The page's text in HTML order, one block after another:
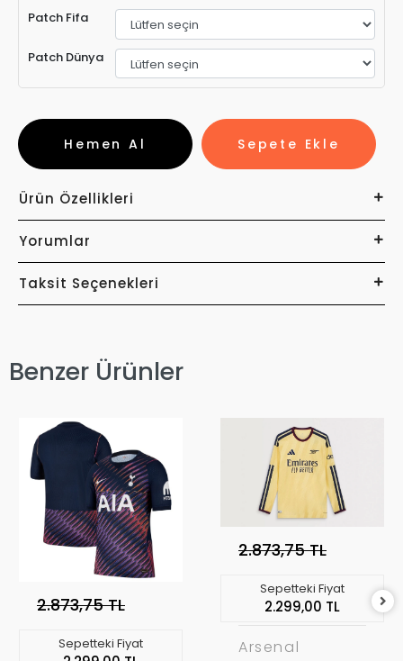
Patch Fifa
Patch Dünya
Sepete Ekle
Hemen Al
Ürün Özellikleri
Yorumlar
Taksit Seçenekleri
Benzer Ürünler
2.873,75 TL
Sepetteki Fiyat
2.873,75 TL
Sepetteki Fiyat
2.299,00 TL
Arsenal